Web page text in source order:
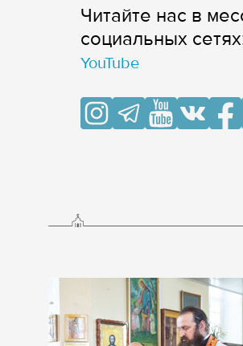
Читайте нас в
cоциальных
YouTube